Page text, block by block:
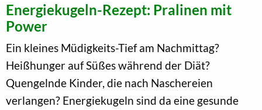
Energiekugeln-Rezept: Pralinen mit
Power
Ein kleines Müdigkeits-Tief am Nachmittag?
Heißhunger auf Süßes während der Diät?
Quengelnde Kinder, die nach Naschereien
verlangen? Energiekugeln sind da eine gesunde